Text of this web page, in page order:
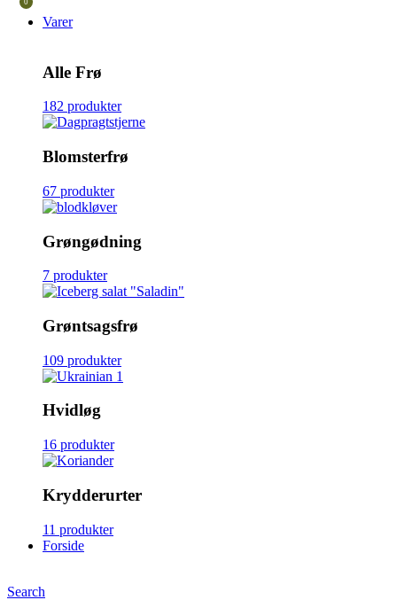
Varer
Alle Frø
182 produkter
Blomsterfrø
67 produkter
Grøngødning
7 produkter
Grøntsagsfrø
109 produkter
Hvidløg
16 produkter
Krydderurter
11 produkter
Forside
Search
0